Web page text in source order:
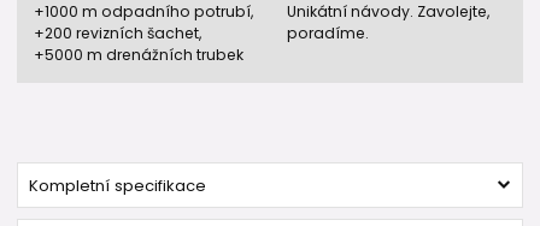
+1000 m odpadního potrubí,
+200 revizních šachet,
+5000 m drenážních trubek
Unikátní návody. Zavolejte,
poradíme.
Kompletní specifikace